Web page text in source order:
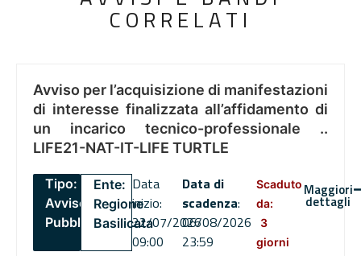
CORRELATI
Avviso per l’acquisizione di manifestazioni
di interesse finalizzata all’affidamento di
un incarico tecnico-professionale ..
LIFE21-NAT-IT-LIFE TURTLE
Tipo:
Avviso
Pubblico
Ente:
Regione
Basilicata
Data
inizio:
22/07/2026
09:00
Data di
scadenza:
06/08/2026
23:59
Scaduto
da:
3
giorni
Maggiori
dettagli